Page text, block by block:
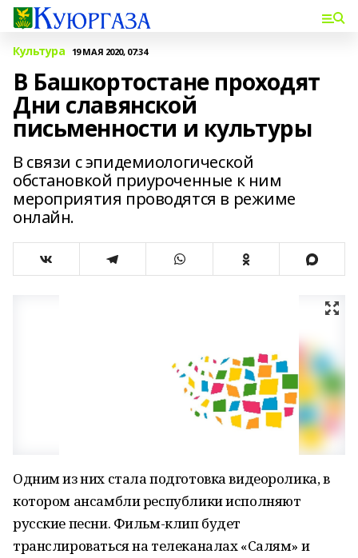
Культура 19 МАЯ 2020, 07:34
В Башкортостане проходят
Дни славянской
письменности и культуры
В связи с эпидемиологической
обстановкой приуроченные к ним
мероприятия проводятся в режиме
онлайн.
Одним из них стала подготовка видеоролика, в
котором ансамбли республики исполняют
русские песни. Фильм-клип будет
транслироваться на телеканалах «Салям» и